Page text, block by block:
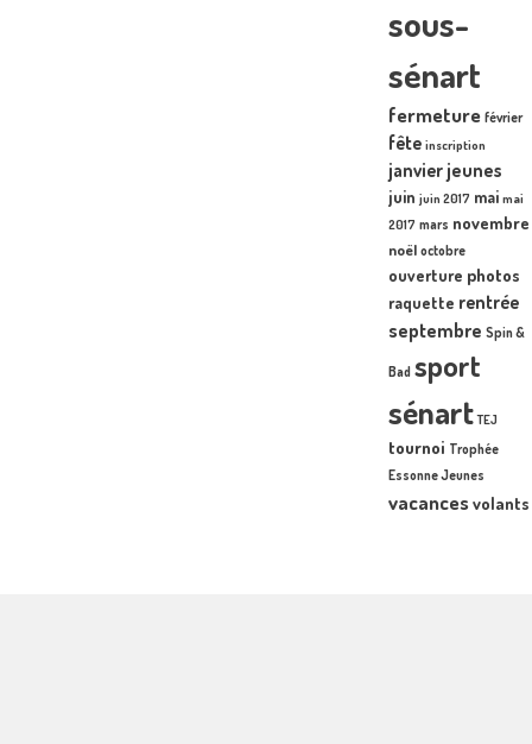
sous-
sénart
fermeture février
fête inscription
janvier jeunes
juin juin 2017 mai mai
2017 mars novembre
noël octobre
ouverture photos
raquette rentrée
septembre Spin &
Bad sport
sénart TEJ
tournoi Trophée
Essonne Jeunes
vacancesvolants